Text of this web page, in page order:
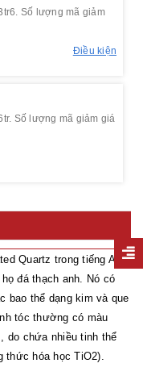
Số lượng mã giảm
Điều kiện
Số lượng mã giảm giá
Quartz trong tiếng Anh,
đá thạch anh. Nó có
bao thể dạng kim và que
tóc thường có màu
do chứa nhiều tinh thể
thức hóa học TiO2).